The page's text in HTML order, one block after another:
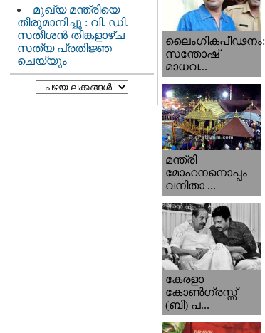
മുഖ്യ മന്ത്രിയെ
തീരുമാനിച്ചു : വി. ഡി.
സതീശന്‍ തിങ്കളാഴ്ച
സത്യ പ്രതിജ്ഞ
ചെയ്യും
ലൈംഗികപീഢനം:
സന്തോഷ്
മാധവ...
മന്ത്രി
മോഹനനൊപ്പം
വനിതാ ...
കേരളാ
കോണ്‍ഗ്രസ്സ്
(ബി) പ...